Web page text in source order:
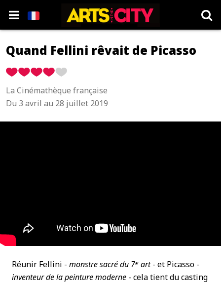
Quand Fellini rêvait de Picasso
La Cinémathèque française
Du 3 avril au 28 juillet 2019
Réunir Fellini - monstre sacré du 7e art- et Picasso -
inventeur de la peinture moderne - cela tient du casting